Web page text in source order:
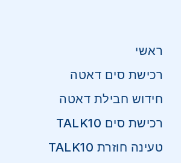
ראשי
רכישת סים דאטה
חידוש חבילת דאטה
רכישת סים TALK10
טעינה חוזרת TALK10